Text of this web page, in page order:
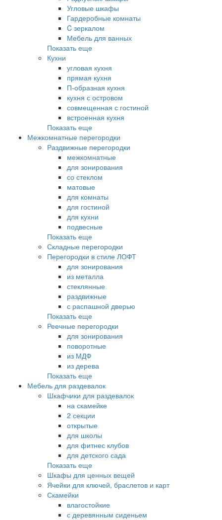
Угловые шкафы
Гардеробные комнаты
C зеркалом
Мебель для ванных
Показать еще
Кухни
угловая кухня
прямая кухня
П-образная кухня
кухня с островом
совмещенная с гостиной
встроенная кухня
Показать еще
Межкомнатные перегородки
Раздвижные перегородки
межкомнатные
для зонирования
со стеклом
матовые
для комнаты
для гостиной
для кухни
подвесные
Показать еще
Складные перегородки
Перегородки в стиле ЛОФТ
для зонирования
из металла
стеклянные
раздвижные
с распашной дверью
Показать еще
Реечные перегородки
для зонирования
поворотные
из МДФ
из дерева
Показать еще
Мебель для раздевалок
Шкафчики для раздевалок
на скамейке
2 секции
открытые
для школы
для фитнес клубов
для детского сада
Показать еще
Шкафы для ценных вещей
Ячейки для ключей, браслетов и карт
Скамейки
влагостойкие
с деревянным сиденьем